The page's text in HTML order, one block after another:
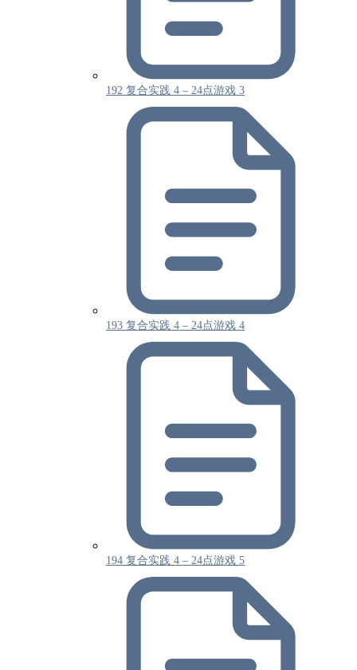
192 复合实践 4 – 24点游戏 3
193 复合实践 4 – 24点游戏 4
194 复合实践 4 – 24点游戏 5